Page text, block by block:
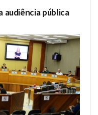
audiência pública